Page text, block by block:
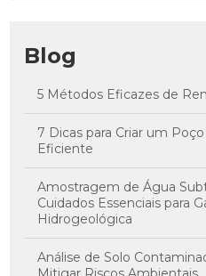
Blog
5 Métodos Eficazes de
7 Dicas para Criar um
Eficiente
Amostragem de Água
Cuidados Essenciais para
Hidrogeológica
Análise de Solo